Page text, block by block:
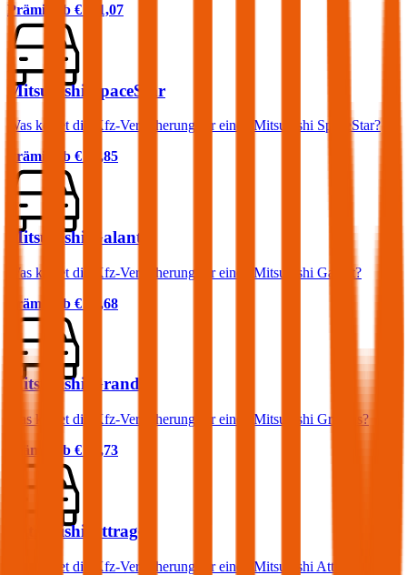
Prämie ab € 111,07
Mitsubishi SpaceStar
Was kostet die Kfz-Versicherung für einen Mitsubishi SpaceStar?
Prämie ab € 35,85
Mitsubishi Galant
Was kostet die Kfz-Versicherung für einen Mitsubishi Galant?
Prämie ab € 49,68
Mitsubishi Grandis
Was kostet die Kfz-Versicherung für einen Mitsubishi Grandis?
Prämie ab € 81,73
Mitsubishi Attrage
Was kostet die Kfz-Versicherung für einen Mitsubishi Attrage?